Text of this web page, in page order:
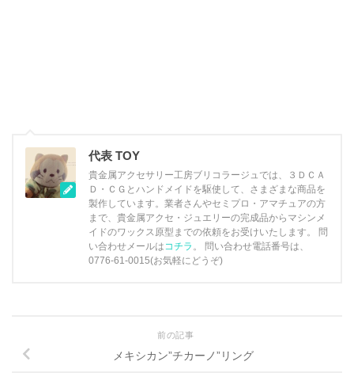
代表 TOY
貴金属アクセサリー工房ブリコラージュでは、３ＤＣＡ
Ｄ・ＣＧとハンドメイドを駆使して、さまざまな商品を
製作しています。業者さんやセミプロ・アマチュアの方
まで、貴金属アクセ・ジュエリーの完成品からマシンメ
イドのワックス原型までの依頼をお受けいたします。 問
い合わせメールはコチラ 。 問い合わせ電話番号は、
0776-61-0015(お気軽にどうぞ)
前の記事
メキシカン”チカーノ”リング